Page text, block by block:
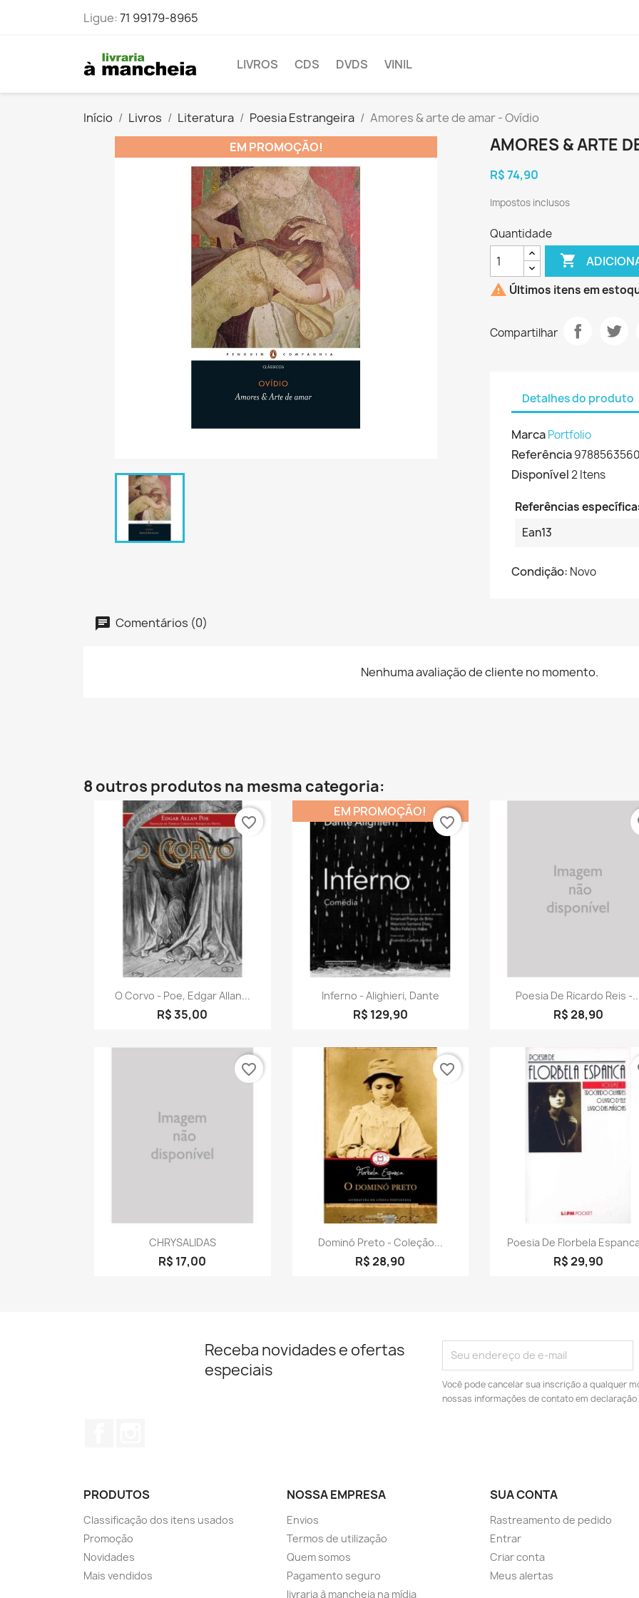
Ligue:71 99179-8965
LIVROS CDS DVDS VINIL
Início Livros Literatura Poesia Estrangeira
Amores & arte de amar - Ovídio
EM PROMOÇÃO!
AMORES & ARTE
R$ 74,90
Impostos inclusos
Quantidade

 Últimos itens em
Compartilhar
Detalhes do produto
MarcaPortfolio
Referência
Disponível2 Itens
Referências
Ean13
Condição: Novo
Comentários (0)
Nenhuma avaliação de cliente no momento.
8 outros produtos na mesma categoria:
Visualização rápida
O Corvo - Poe, Edgar Allan...
R$ 35,00
favorite_border
Visualização rápida
Inferno - Alighieri, Dante
R$ 129,90
EM PROMOÇÃO!
favorite_border
Visualização rápida
Poesia De Ricardo Reis -...
R$ 28,90
Visualização rápida
CHRYSALIDAS
R$ 17,00
favorite_border
Visualização rápida
Dominó Preto - Coleção...
R$ 28,90
favorite_border
Visualização rápida
Poesia De Florbela
R$ 29,90
Receba novidades e ofertas
especiais
Você pode cancelar sua inscrição a qualquer
nossas informações de contato em declaração
PRODUTOS
Classificação dos itens usados
Promoção
Novidades
Mais vendidos
NOSSA EMPRESA
Envios
Termos de utilização
Quem somos
Pagamento seguro
livraria à mancheia na mídia
SUA CONTA
Rastreamento de pedido
Entrar
Criar conta
Meus alertas